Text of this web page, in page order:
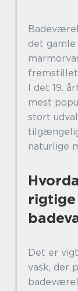
det gamle
I det 19.
mest
stort
naturlige
Det er
vask, der